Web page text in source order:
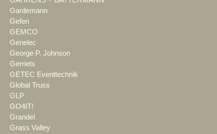
Gardemann
Gefen
GEMCO
Genelec
George P. Johnson
Gerriets
GETEC Eventtechnik
Global Truss
GLP
GO4IT!
Grandel
Grass Valley